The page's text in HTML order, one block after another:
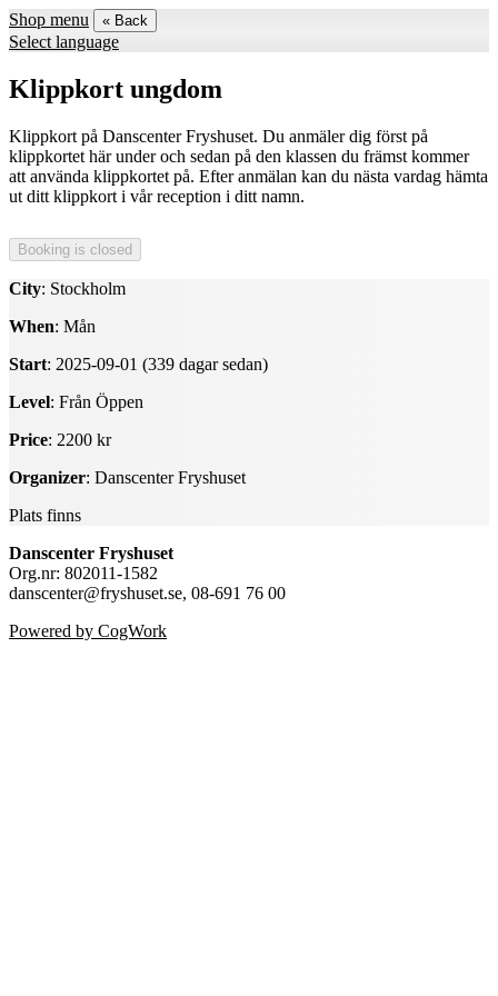
Shop menu « Back
Select language
Klippkort ungdom
Klippkort på Danscenter Fryshuset. Du anmäler dig först på
klippkortet här under och sedan på den klassen du främst kommer
att använda klippkortet på. Efter anmälan kan du nästa vardag hämta
ut ditt klippkort i vår reception i ditt namn.
City: Stockholm
When: Mån
Start: 2025-09-01 (339 dagar sedan)
Level: Från Öppen
Price: 2200 kr
Organizer: Danscenter Fryshuset
Plats finns
Danscenter Fryshuset
Org.nr: 802011-1582
danscenter@fryshuset.se, 08-691 76 00
Powered by CogWork